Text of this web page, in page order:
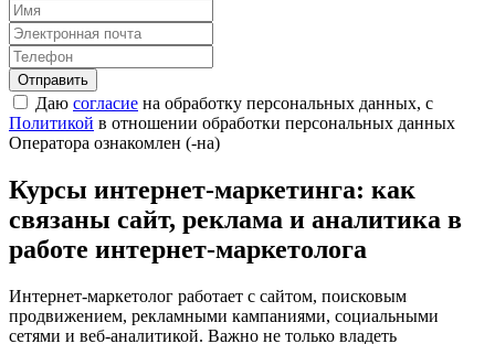
Отправить
Даю согласие на обработку персональных данных, с
Политикой в отношении обработки персональных данных
Оператора ознакомлен (-на)
Курсы интернет-маркетинга: как
связаны сайт, реклама и аналитика в
работе интернет-маркетолога
Интернет-маркетолог работает с сайтом, поисковым
продвижением, рекламными кампаниями, социальными
сетями и веб-аналитикой. Важно не только владеть